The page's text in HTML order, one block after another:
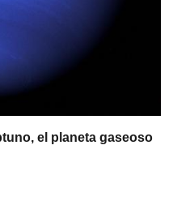
el planeta gaseoso